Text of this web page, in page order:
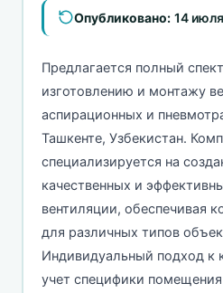
Опубликовано: 14
Предлагается полный
изготовлению и монтажу
аспирационных и
Ташкенте, Узбекистан.
специализируется на
качественных и
вентиляции, обеспечивая
для различных типов
Индивидуальный подход к
учет специфики